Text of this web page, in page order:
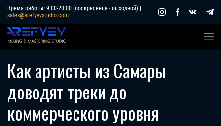
Skip
content
Время работы: 9:00-20:00 (воскресенье - выходной) |
sales@arefyevstudio.com
Как артисты из Самары
доводят треки до
коммерческого уровня